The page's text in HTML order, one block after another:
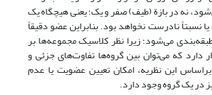
نه در بازة (طیف) صفر و یک؛ یعنی هیچگاه یک
نسبتاً نادرست نخواهد بود. بنابراین عضو دقیقاً
می‌شود؛ زیرا نظر کلاسیک مجموعه‌ها بر
دارد که می‌توان بین گروه‌ها تفاوت‌های جزئی و
این نظریه، امکان تعیین عضویت یا عدم
یک گروه وجود دارد.